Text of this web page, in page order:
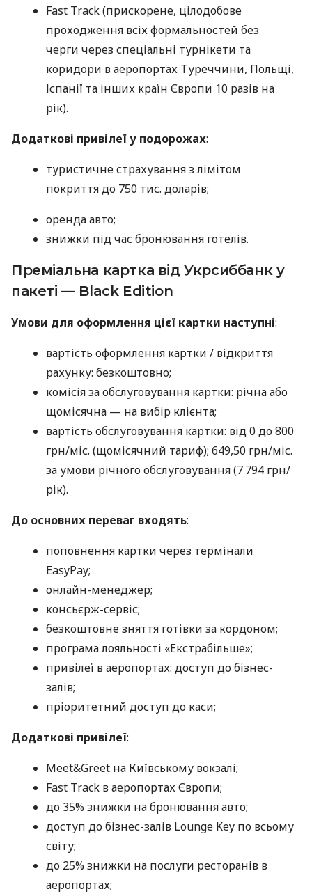
Fast Track (прискорене, цілодобове
проходження всіх формальностей без
черги через спеціальні турнікети та
коридори в аеропортах Туреччини, Польщі,
Іспанії та інших країн Європи 10 разів на
рік).
Додаткові привілеї у подорожах:
туристичне страхування з лімітом
покриття до 750 тис. доларів;
оренда авто;
знижки під час бронювання готелів.
Преміальна картка від Укрсиббанк у
пакеті — Black Edition
Умови для оформлення цієї картки наступні:
вартість оформлення картки / відкриття
рахунку: безкоштовно;
комісія за обслуговування картки: річна або
щомісячна — на вибір клієнта;
вартість обслуговування картки: від 0 до 800
грн/міс. (щомісячний тариф); 649,50 грн/міс.
за умови річного обслуговування (7 794 грн/
рік).
До основних переваг входять:
поповнення картки через термінали
EasyPay;
онлайн-менеджер;
консьєрж-сервіс;
безкоштовне зняття готівки за кордоном;
програма лояльності «Екстрабільше»;
привілеї в аеропортах: доступ до бізнес-
залів;
пріоритетний доступ до каси;
Додаткові привілеї:
Meet&Greet на Київському вокзалі;
Fast Track в аеропортах Європи;
до 35% знижки на бронювання авто;
доступ до бізнес-залів Lounge Key по всьому
світу;
до 25% знижки на послуги ресторанів в
аеропортах;